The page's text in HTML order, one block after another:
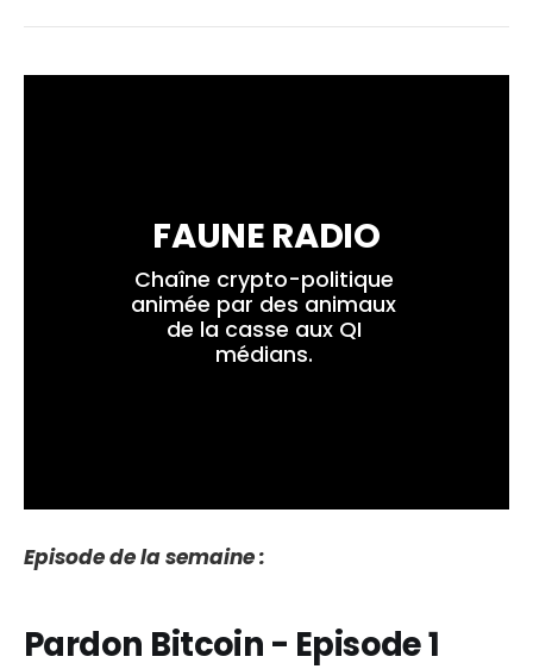
FAUNE RADIO
Chaîne crypto-politique
animée par des animaux
de la casse aux QI
médians.
Episode de la semaine :
Pardon Bitcoin - Episode 1